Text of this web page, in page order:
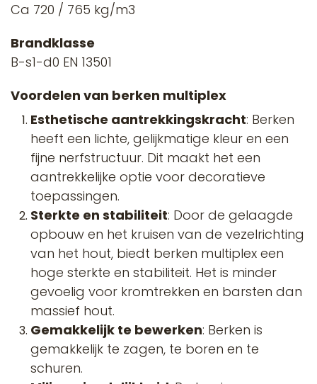
Ca 720 / 765 kg/m3
Brandklasse
B-s1-d0 EN 13501
Voordelen van berken multiplex
Esthetische aantrekkingskracht: Berken
heeft een lichte, gelijkmatige kleur en een
fijne nerfstructuur. Dit maakt het een
aantrekkelijke optie voor decoratieve
toepassingen.
Sterkte en stabiliteit: Door de gelaagde
opbouw en het kruisen van de vezelrichting
van het hout, biedt berken multiplex een
hoge sterkte en stabiliteit. Het is minder
gevoelig voor kromtrekken en barsten dan
massief hout.
Gemakkelijk te bewerken: Berken is
gemakkelijk te zagen, te boren en te
schuren.